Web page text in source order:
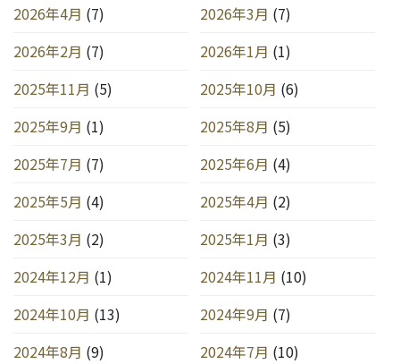
2026年4月 (7) 2026年3月 (7)
2026年2月 (7) 2026年1月 (1)
2025年11月 (5) 2025年10月 (6)
2025年9月 (1) 2025年8月 (5)
2025年7月 (7) 2025年6月 (4)
2025年5月 (4) 2025年4月 (2)
2025年3月 (2) 2025年1月 (3)
2024年12月 (1) 2024年11月 (10)
2024年10月 (13) 2024年9月 (7)
2024年8月 (9) 2024年7月 (10)